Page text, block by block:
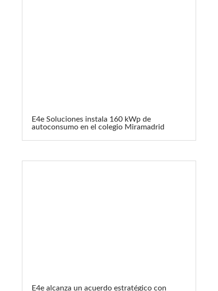
E4e Soluciones instala 160 kWp de
autoconsumo en el colegio Miramadrid
E4e alcanza un acuerdo estratégico con